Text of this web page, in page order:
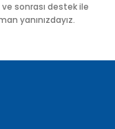
sonrası destek ile
yanınızdayız.